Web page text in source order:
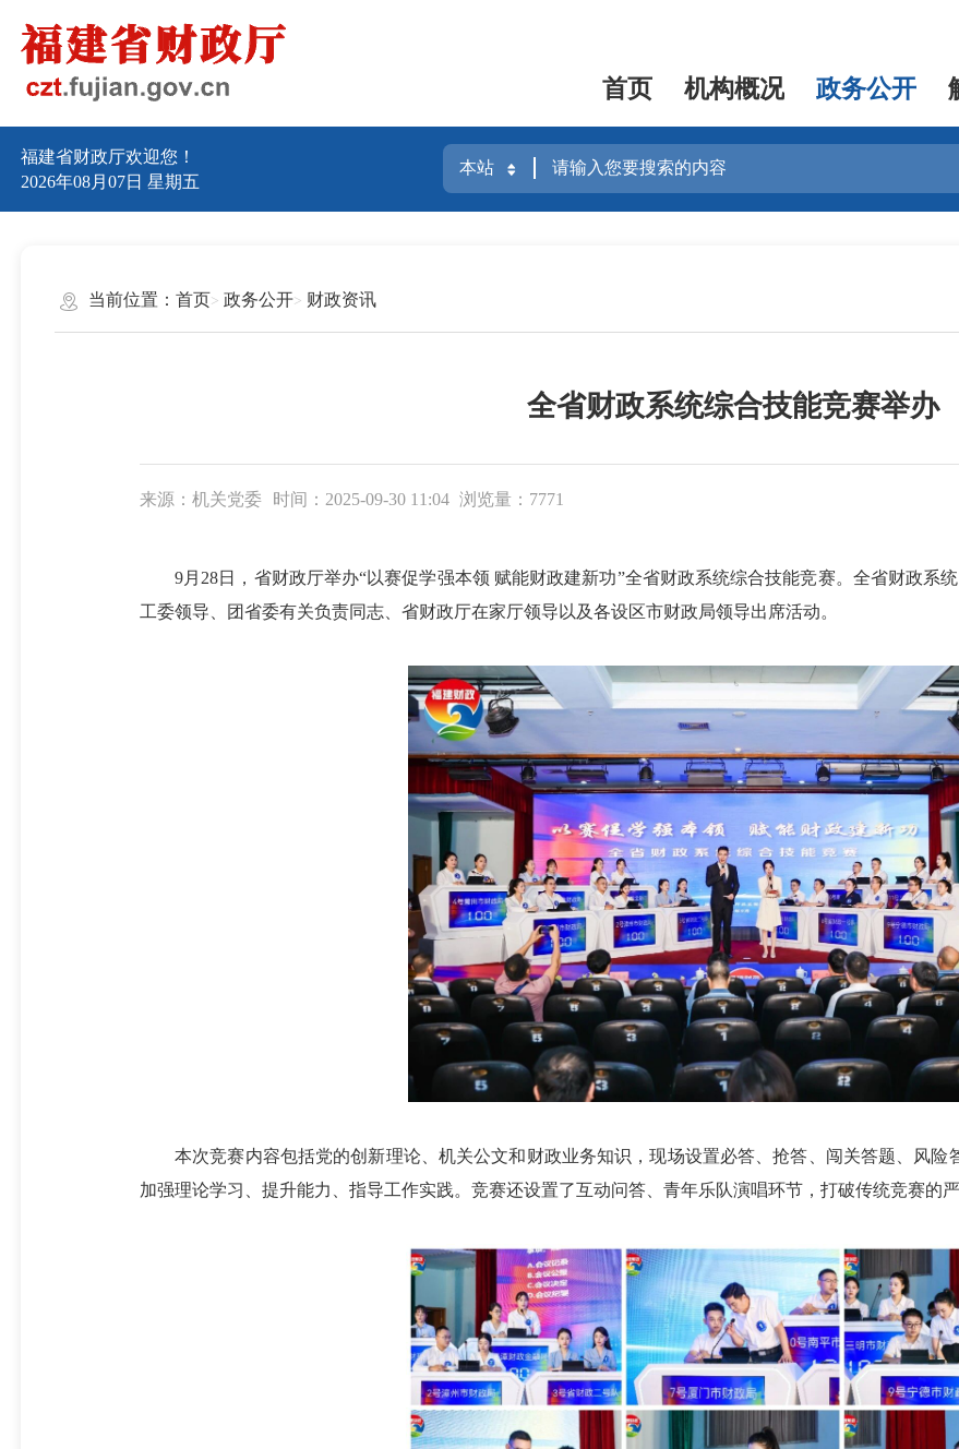
首页 机构概况 政务公开
福建省财政厅欢迎您！
2026年08月07日 星期五
当前位置： 首页 政务公开 财政资讯
全省财政系统综合技能竞赛举办
来源：机关党委 时间：2025-09-30 11:04 浏览量：7771
9月28日，省财政厅举办“以赛促学强本领 赋能财政建新功”全省财政系统综合技能竞赛。全省财政系
工委领导、团省委有关负责同志、省财政厅在家厅领导以及各设区市财政局领导出席活动。
本次竞赛内容包括党的创新理论、机关公文和财政业务知识，现场设置必答、抢答、闯关答题、风险
加强理论学习、提升能力、指导工作实践。竞赛还设置了互动问答、青年乐队演唱环节，打破传统竞赛的